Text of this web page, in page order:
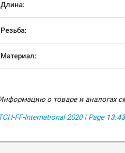
Длина:
Резьба:
Материал:
о товаре и аналогах
FF-International2020| Page